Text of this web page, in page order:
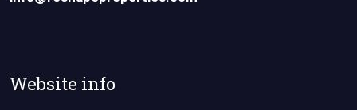
Website info